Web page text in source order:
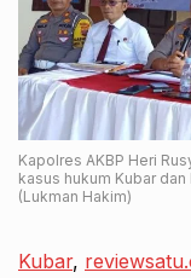
Kapolres AKBP Heri
kasus hukum Kubar
(Lukman Hakim)
Kubar,